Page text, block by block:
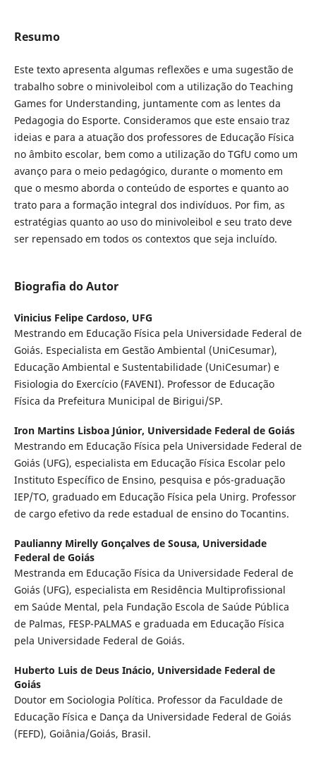
Resumo
Este texto apresenta algumas reflexões e uma sugestão de
trabalho sobre o minivoleibol com a utilização do Teaching
Games for Understanding, juntamente com as lentes da
Pedagogia do Esporte. Consideramos que este ensaio traz
ideias e para a atuação dos professores de Educação Física
no âmbito escolar, bem como a utilização do TGfU como um
avanço para o meio pedagógico, durante o momento em
que o mesmo aborda o conteúdo de esportes e quanto ao
trato para a formação integral dos indivíduos. Por fim, as
estratégias quanto ao uso do minivoleibol e seu trato deve
ser repensado em todos os contextos que seja incluído.
Biografia do Autor
Vinicius Felipe Cardoso, UFG
Mestrando em Educação Física pela Universidade Federal de
Goiás. Especialista em Gestão Ambiental (UniCesumar),
Educação Ambiental e Sustentabilidade (UniCesumar) e
Fisiologia do Exercício (FAVENI). Professor de Educação
Física da Prefeitura Municipal de Birigui/SP.
Iron Martins Lisboa Júnior, Universidade Federal de Goiás
Mestrando em Educação Física pela Universidade Federal de
Goiás (UFG), especialista em Educação Física Escolar pelo
Instituto Específico de Ensino, pesquisa e pós-graduação
IEP/TO, graduado em Educação Física pela Unirg. Professor
de cargo efetivo da rede estadual de ensino do Tocantins.
Paulianny Mirelly Gonçalves de Sousa, Universidade
Federal de Goiás
Mestranda em Educação Física da Universidade Federal de
Goiás (UFG), especialista em Residência Multiprofissional
em Saúde Mental, pela Fundação Escola de Saúde Pública
de Palmas, FESP-PALMAS e graduada em Educação Física
pela Universidade Federal de Goiás.
Huberto Luis de Deus Inácio, Universidade Federal de
Goiás
Doutor em Sociologia Política. Professor da Faculdade de
Educação Física e Dança da Universidade Federal de Goiás
(FEFD), Goiânia/Goiás, Brasil.